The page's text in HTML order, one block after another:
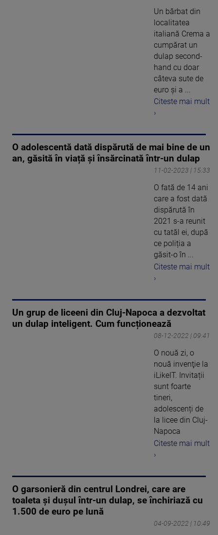
Un bărbat din
localitatea
italiană Crema a
cumpărat un
dulap second-
hand cu doar
câteva sute de
euro și a ...
Citeste mai mult
›
O adolescentă dată dispărută de mai bine de un
an, găsită în viață și însărcinată într-un dulap
11-02-2023 | 15:33
O fată de 14 ani
care a fost dată
dispărută în
2021 s-a reunit
cu tatăl ei, după
ce poliția a
găsit-o în ...
Citeste mai mult
›
Un grup de liceeni din Cluj-Napoca a dezvoltat
un dulap inteligent. Cum funcționează
08-12-2022 | 09:41
O nouă zi, o
nouă invenţie la
iLikeIT. Invitații
sunt foarte
tineri,
adolescenți de
la licee din Cluj-
Napoca
Citeste mai mult
›
O garsonieră din centrul Londrei, care are
toaleta și dușul într-un dulap, se închiriază cu
1.500 de euro pe lună
04-09-2022 | 10:49